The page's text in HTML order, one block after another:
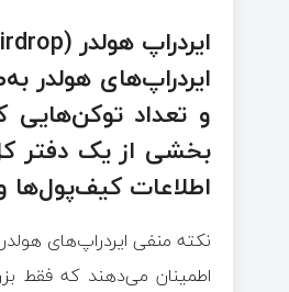
ایردراپ هولدر(
ایردراپ‌های هولدر
و تعداد توکن‌هایی
بخشی از یک دفتر
اطلاعات کیف‌پول‌ها
نکته منفی ایردراپ‌های
اطمینان می‌دهند که فقط